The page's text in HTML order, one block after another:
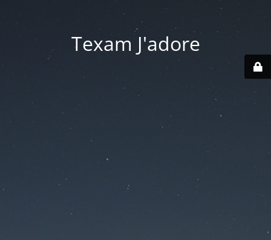
Texam J'adore